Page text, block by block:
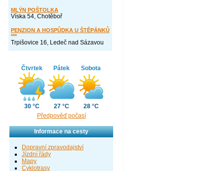
MLÝN POŠTOLKA
Víska 54, Chotěboř
PENZION A HOSPŮDKA U ŠTĚPÁNKŮ
***
Trpišovice 16, Ledeč nad Sázavou
Čtvrtek
30 °C
Pátek
27 °C
Sobota
28 °C
Předpověď počasí
Informace na cesty
Dopravní zpravodajství
Jízdní řády
Mapy
Cyklotrasy